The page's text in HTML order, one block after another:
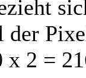
der
x 2 =